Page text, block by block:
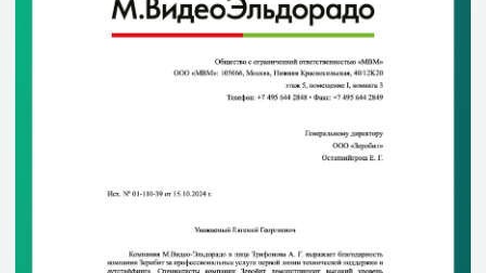
Почта